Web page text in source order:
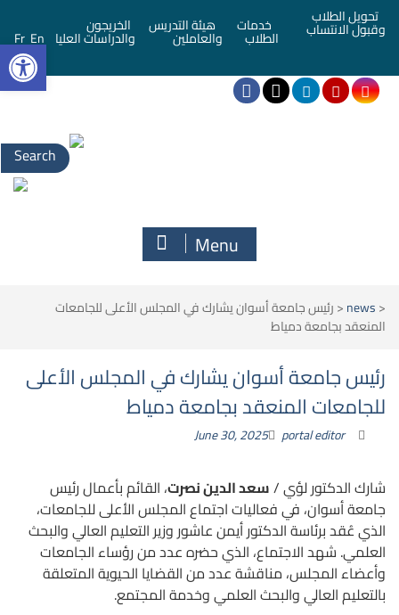
تحويل الطلاب
وقبول الانتساب خدمات
الطلاب
هيئة التدريس
والعاملين
الخريجون
والدراسات العليا En
Fr
Search
for:
Menu
<
news
<رئيس جامعة أسوان يشارك في المجلس الأعلى للجامعات
المنعقد بجامعة دمياط
رئيس جامعة أسوان يشارك في المجلس الأعلى
للجامعات المنعقد بجامعة دمياط
June 30, 2025 portal editor
شارك الدكتور لؤي /سعد الدين نصرت، القائم بأعمال رئيس
جامعة أسوان، في فعاليات اجتماع المجلس الأعلى للجامعات،
الذي عُقد برئاسة الدكتور أيمن عاشور وزير التعليم العالي والبحث
العلمي. شهد الاجتماع، الذي حضره عدد من رؤساء الجامعات
وأعضاء المجلس، مناقشة عدد من القضايا الحيوية المتعلقة
بالتعليم العالي والبحث العلمي وخدمة المجتمع.